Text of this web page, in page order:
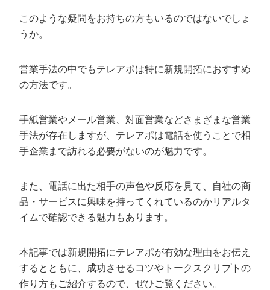
クレーム窓口
定額制採用代行・RPO『トルトルくん』
営業改善特化の動画制作『動画でカリトルく
定額LINE運用代行『LINEマキトルくん』
1本無料で記事を制作『SEOトライアル』
採用YouTubeチャンネル構築『トリトル』
料金表
動画編集
広告運用
会社概要・役員紹介
代表メッセージ（岩野圭佑）
認定パートナー
動画ディレクター
インターン
このような疑問をお持ちの方もいるのではないでしょ
うか。
営業手法の中でもテレアポは特に新規開拓におすすめ
の方法です。
手紙営業やメール営業、対面営業などさまざまな営業
手法が存在しますが、テレアポは電話を使うことで相
手企業まで訪れる必要がないのが魅力です。
また、電話に出た相手の声色や反応を見て、自社の商
品・サービスに興味を持ってくれているのかリアルタ
イムで確認できる魅力もあります。
本記事では新規開拓にテレアポが有効な理由をお伝え
するとともに、成功させるコツやトークスクリプトの
作り方もご紹介するので、ぜひご覧ください。